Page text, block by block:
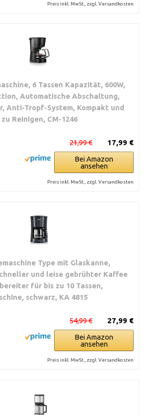
Preis inkl. MwSt., zzgl. Versandkosten
6 Tassen Kapazität, 600W,
Automatische Abschaltung,
Anti-Tropf-System, Kompakt und
Reinigen, CM-1246
17,99 €
21,99 €
Bei Amazon
ansehen
Preis inkl. MwSt., zzgl. Versandkosten
Type mit Glaskanne,
und leise gebrühter Kaffee
für bis zu 10 Tassen,
schwarz, KA 4815
27,99 €
54,99 €
Bei Amazon
ansehen
Preis inkl. MwSt., zzgl. Versandkosten